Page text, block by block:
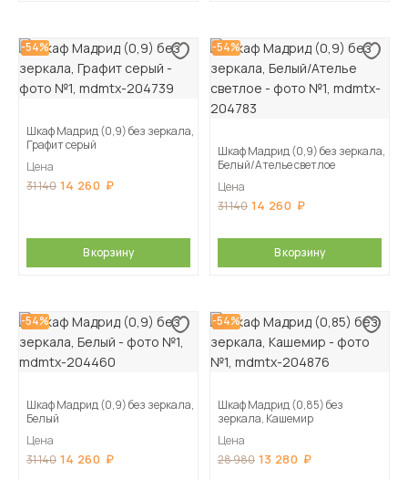
-54%
Шкаф Мадрид (0,9) без зеркала,
Графит серый
Цена
31 140 14 260
В корзину
-54%
Шкаф Мадрид (0,9) без зеркала,
Белый/Ателье светлое
Цена
31 140 14 260
В корзину
-54%
Шкаф Мадрид (0,9) без зеркала,
Белый
Цена
31 140 14 260
-54%
Шкаф Мадрид (0,85) без
зеркала, Кашемир
Цена
28 980 13 280